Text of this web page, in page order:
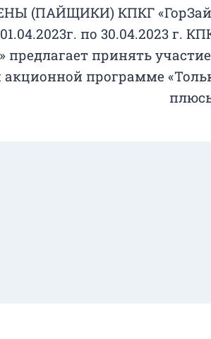
(ПАЙЩИКИ) КПКГ
по 30.04.2023 г.
предлагает принять
акционной программе